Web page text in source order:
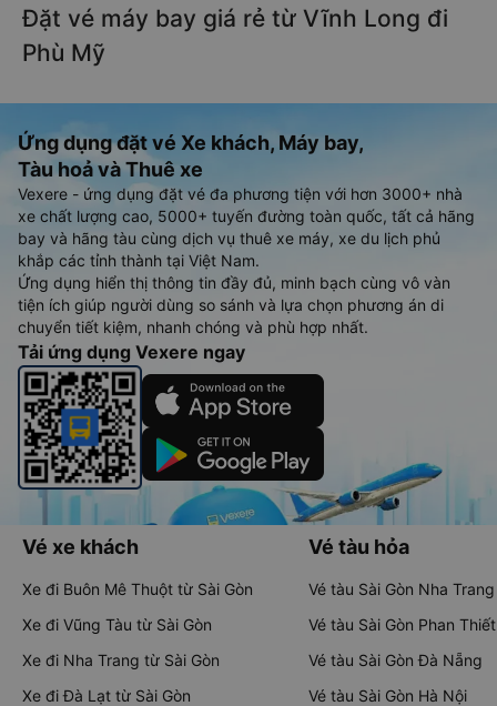
Đặt vé máy bay giá rẻ từ Vĩnh Long đi
Phù Mỹ
Ứng dụng đặt vé Xe khách, Máy bay,
Tàu hoả và Thuê xe
Vexere - ứng dụng đặt vé đa phương tiện với hơn 3000+ nhà
xe chất lượng cao, 5000+ tuyến đường toàn quốc, tất cả hãng
bay và hãng tàu cùng dịch vụ thuê xe máy, xe du lịch phủ
khắp các tỉnh thành tại Việt Nam.
Ứng dụng hiển thị thông tin đầy đủ, minh bạch cùng vô vàn
tiện ích giúp người dùng so sánh và lựa chọn phương án di
chuyển tiết kiệm, nhanh chóng và phù hợp nhất.
Tải ứng dụng Vexere ngay
Vé xe khách
Xe đi Buôn Mê Thuột từ Sài Gòn
Xe đi Vũng Tàu từ Sài Gòn
Xe đi Nha Trang từ Sài Gòn
Xe đi Đà Lạt từ Sài Gòn
Vé tàu hỏa
Vé tàu Sài Gòn Nha Trang
Vé tàu Sài Gòn Phan Thiết
Vé tàu Sài Gòn Đà Nẵng
Vé tàu Sài Gòn Hà Nội